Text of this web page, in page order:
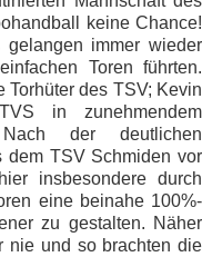
keine Chance!
immer wieder
Toren führten.
des TSV; Kevin
in zunehmendem
der deutlichen
dem TSV Schmiden vor
insbesondere durch
eine beinahe 100%-
zu gestalten. Näher
nie und so brachten die